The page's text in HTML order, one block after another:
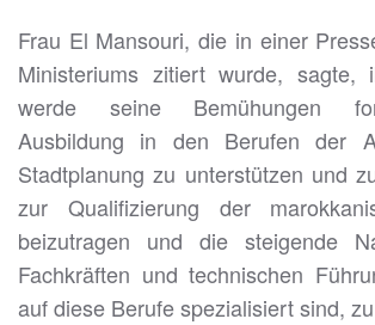
Frau El Mansouri, die in einer
Ministeriums zitiert wurde, sagte,
werde seine Bemühungen
Ausbildung in den Berufen der
Stadtplanung zu unterstützen und
zur Qualifizierung der
beizutragen und die steigende
Fachkräften und technischen
auf diese Berufe spezialisiert sind,